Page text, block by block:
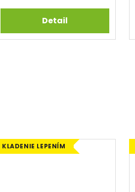
Detail
KLADENIE LEPENÍM